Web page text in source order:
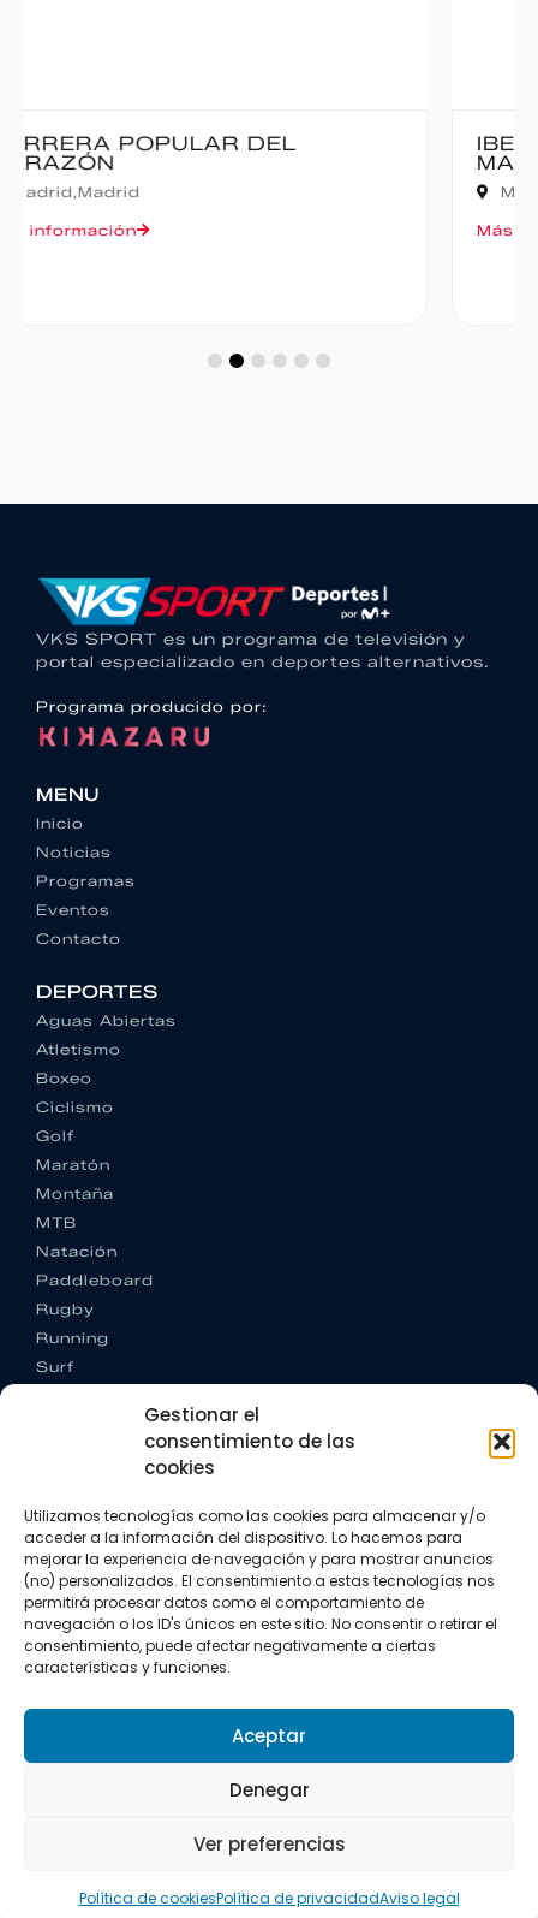
Gestionar el
consentimiento de las
cookies
Utilizamos tecnologías como las cookies para almacenar y/o
acceder a la información del dispositivo. Lo hacemos para
mejorar la experiencia de navegación y para mostrar anuncios
(no) personalizados. El consentimiento a estas tecnologías nos
permitirá procesar datos como el comportamiento de
navegación o los ID's únicos en este sitio. No consentir o retirar el
consentimiento, puede afectar negativamente a ciertas
características y funciones.
Aceptar
Denegar
Ver preferencias
Política de cookiesPolítica de privacidadAviso legal
IBERCAJA MADRID CORRE POR
MADRID – 10K
Madrid,
Más información
VKS SPORT es un programa de televisión y
portal especializado en deportes alternativos.
Programa producido por:
MENU
Inicio
Noticias
Programas
Eventos
Contacto
DEPORTES
Aguas Abiertas
Atletismo
Boxeo
Ciclismo
Golf
Maratón
Montaña
MTB
Natación
Paddleboard
Rugby
Running
Surf
CONTACTO
+34 662 342 177
info@vkssport.com
SÍGUENOS
Política de privacidad
Política de cookies
Todos los derechos resevados.